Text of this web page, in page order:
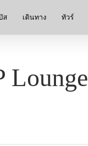
ส เดินทาง ทัวร์